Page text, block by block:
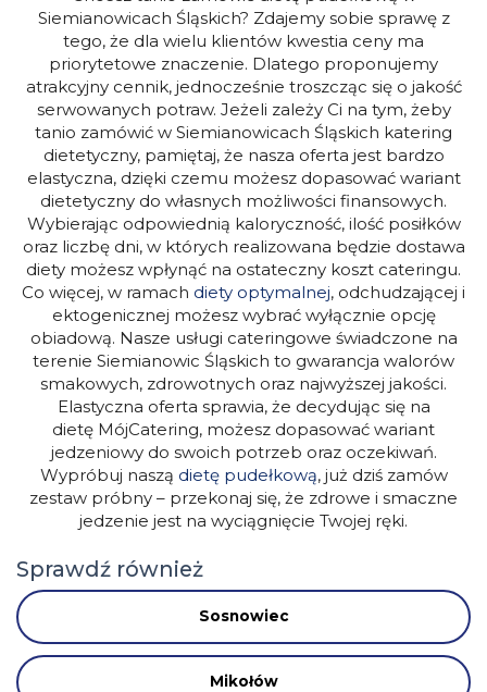
Siemianowicach Śląskich? Zdajemy sobie sprawę z
tego, że dla wielu klientów kwestia ceny ma
priorytetowe znaczenie. Dlatego proponujemy
atrakcyjny cennik, jednocześnie troszcząc się o jakość
serwowanych potraw. Jeżeli zależy Ci na tym, żeby
tanio zamówić w Siemianowicach Śląskich katering
dietetyczny, pamiętaj, że nasza oferta jest bardzo
elastyczna, dzięki czemu możesz dopasować wariant
dietetyczny do własnych możliwości finansowych.
Wybierając odpowiednią kaloryczność, ilość posiłków
oraz liczbę dni, w których realizowana będzie dostawa
diety możesz wpłynąć na ostateczny koszt cateringu.
Co więcej, w ramach diety optymalnej, odchudzającej i
ektogenicznej możesz wybrać wyłącznie opcję
obiadową. Nasze usługi cateringowe świadczone na
terenie Siemianowic Śląskich to gwarancja walorów
smakowych, zdrowotnych oraz najwyższej jakości.
Elastyczna oferta sprawia, że decydując się na
dietę MójCatering, możesz dopasować wariant
jedzeniowy do swoich potrzeb oraz oczekiwań.
Wypróbuj naszą dietę pudełkową, już dziś zamów
zestaw próbny – przekonaj się, że zdrowe i smaczne
jedzenie jest na wyciągnięcie Twojej ręki.
Sprawdź również
Sosnowiec
Mikołów